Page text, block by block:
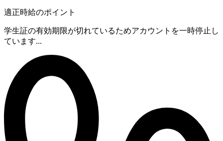
適正時給のポイント
学生証の有効期限が切れているためアカウントを一時停止し
ています...